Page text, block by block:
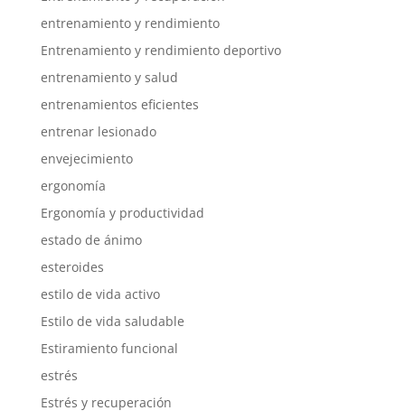
entrenamiento y rendimiento
Entrenamiento y rendimiento deportivo
entrenamiento y salud
entrenamientos eficientes
entrenar lesionado
envejecimiento
ergonomía
Ergonomía y productividad
estado de ánimo
esteroides
estilo de vida activo
Estilo de vida saludable
Estiramiento funcional
estrés
Estrés y recuperación